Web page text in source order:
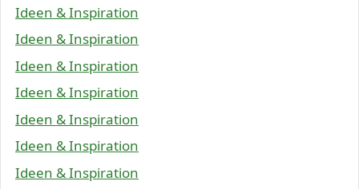
Ideen & Inspiration
Ideen & Inspiration
Ideen & Inspiration
Ideen & Inspiration
Ideen & Inspiration
Ideen & Inspiration
Ideen & Inspiration